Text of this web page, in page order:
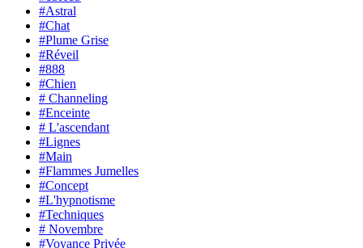
#Astral
#Chat
#Plume Grise
#Réveil
#888
#Chien
# Channeling
#Enceinte
# L'ascendant
#Lignes
#Main
#Flammes Jumelles
#Concept
#L'hypnotisme
#Techniques
# Novembre
#Voyance Privée